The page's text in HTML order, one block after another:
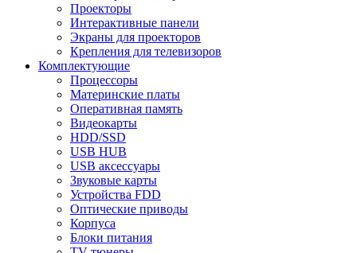
Проекторы
Интерактивные панели
Экраны для проекторов
Крепления для телевизоров
Комплектующие
Процессоры
Материнские платы
Оперативная память
Видеокарты
HDD/SSD
USB HUB
USB аксессуары
Звуковые карты
Устройства FDD
Оптические приводы
Корпуса
Блоки питания